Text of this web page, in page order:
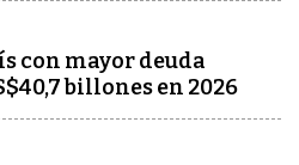
con mayor deuda
billones en 2026